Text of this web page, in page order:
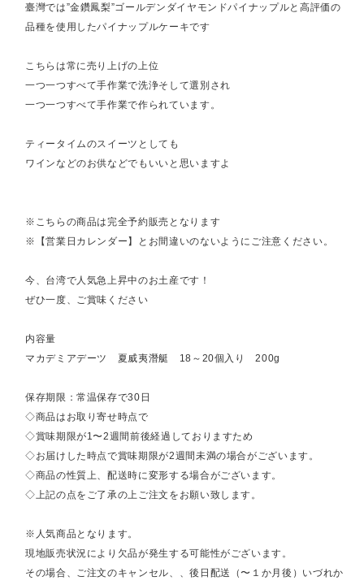
臺灣では”金鑽鳳梨”ゴールデンダイヤモンドパイナップルと高評価の
品種を使用したパイナップルケーキです
こちらは常に売り上げの上位
一つ一つすべて手作業で洗浄そして選別され
一つ一つすべて手作業で作られています。
ティータイムのスイーツとしても
ワインなどのお供などでもいいと思いますよ
※こちらの商品は完全予約販売となります
※【営業日カレンダー】とお間違いのないようにご注意ください。
今、台湾で人気急上昇中のお土産です！
ぜひ一度、ご賞味ください
内容量
マカデミアデーツ 夏威夷潛艇 18～20個入り 200g
保存期限：常温保存で30日
◇商品はお取り寄せ時点で
◇賞味期限が1〜2週間前後経過しておりますため
◇お届けした時点で賞味期限が2週間未満の場合がございます。
◇商品の性質上、配送時に変形する場合がございます。
◇上記の点をご了承の上ご注文をお願い致します。
※人気商品となります。
現地販売状況により欠品が発生する可能性がございます。
その場合、ご注文のキャンセル、、後日配送（〜１か月後）いづれか